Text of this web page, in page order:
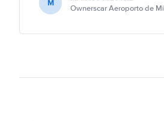
M Ownerscar Aeroporto de